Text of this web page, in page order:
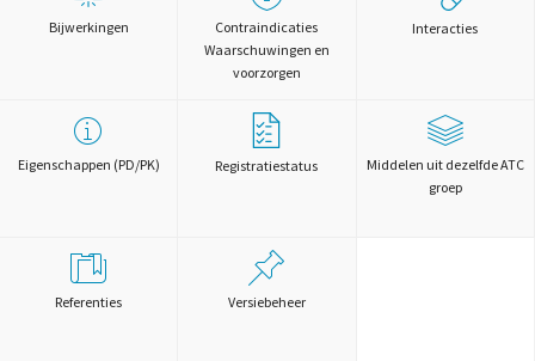
Bijwerkingen
Contraindicaties
Waarschuwingen en
voorzorgen
Interacties
Eigenschappen (PD/PK) Registratiestatus
Middelen uit dezelfde ATC
groep
Referenties Versiebeheer